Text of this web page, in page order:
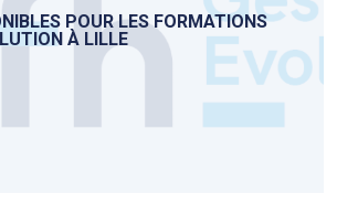
POUR LES FORMATIONS
À LILLE